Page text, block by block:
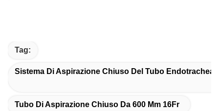
Tag:
Sistema Di Aspirazione Chiuso Del Tubo
Tubo Di Aspirazione Chiuso Da 600 Mm 16Fr